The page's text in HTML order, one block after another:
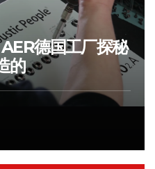
德国工厂探秘
的